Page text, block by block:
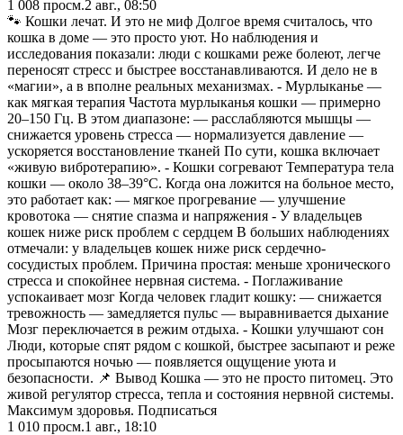
1 008 просм.2 авг., 08:50
🐾 Кошки лечат. И это не миф Долгое время считалось, что
кошка в доме — это просто уют. Но наблюдения и
исследования показали: люди с кошками реже болеют, легче
переносят стресс и быстрее восстанавливаются. И дело не в
«магии», а в вполне реальных механизмах. - Мурлыканье —
как мягкая терапия Частота мурлыканья кошки — примерно
20–150 Гц. В этом диапазоне: — расслабляются мышцы —
снижается уровень стресса — нормализуется давление —
ускоряется восстановление тканей По сути, кошка включает
«живую вибротерапию». - Кошки согревают Температура тела
кошки — около 38–39°C. Когда она ложится на больное место,
это работает как: — мягкое прогревание — улучшение
кровотока — снятие спазма и напряжения - У владельцев
кошек ниже риск проблем с сердцем В больших наблюдениях
отмечали: у владельцев кошек ниже риск сердечно-
сосудистых проблем. Причина простая: меньше хронического
стресса и спокойнее нервная система. - Поглаживание
успокаивает мозг Когда человек гладит кошку: — снижается
тревожность — замедляется пульс — выравнивается дыхание
Мозг переключается в режим отдыха. - Кошки улучшают сон
Люди, которые спят рядом с кошкой, быстрее засыпают и реже
просыпаются ночью — появляется ощущение уюта и
безопасности. 📌 Вывод Кошка — это не просто питомец. Это
живой регулятор стресса, тепла и состояния нервной системы.
Максимум здоровья. Подписаться
1 010 просм.1 авг., 18:10